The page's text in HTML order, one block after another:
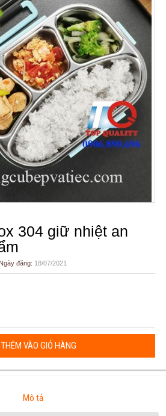
304 giữ nhiệt an
Ngày đăng: 18/07/2021
THÊM VÀO GIỎ HÀNG
Mô tả